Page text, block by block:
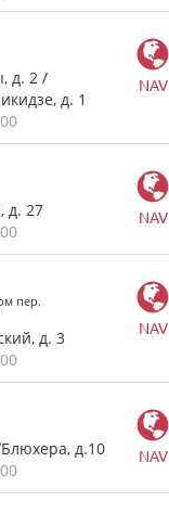
NAV
д. 2 /
д. 1
NAV
д. 27
NAV
пер.
д. 3
NAV
д.10